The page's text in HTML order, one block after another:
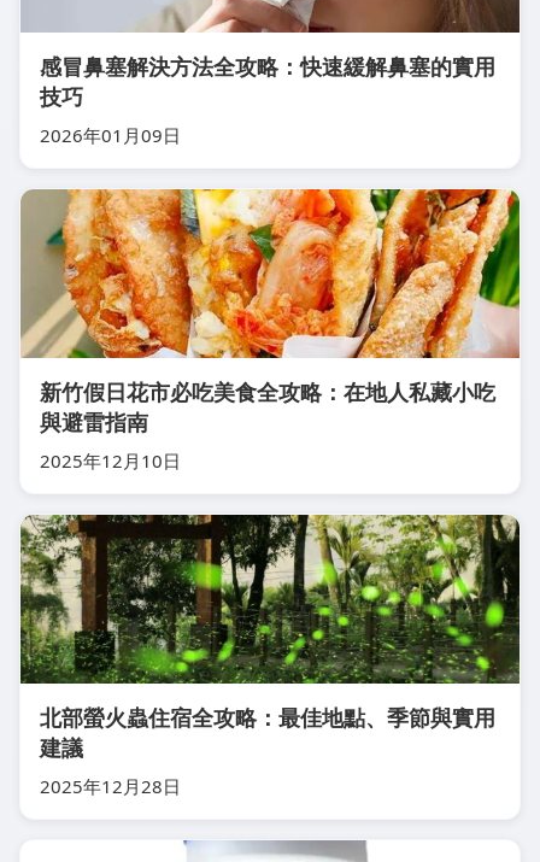
感冒鼻塞解決方法全攻略：快速緩解鼻塞的實用
技巧
2026年01月09日
新竹假日花市必吃美食全攻略：在地人私藏小吃
與避雷指南
2025年12月10日
北部螢火蟲住宿全攻略：最佳地點、季節與實用
建議
2025年12月28日